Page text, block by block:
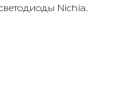
Nichia.